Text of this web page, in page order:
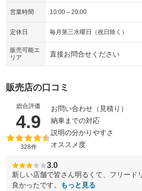
営業時間 10:00～20:00
定休日 毎月第三水曜日（祝日除く）
販売可能エ
リア
直接お問合せください
販売店の口コミ
総合評価
4.9 （5点満点中
328件
お問い合わせ（見積り）
納車までの対応
説明の分かりやすさ
オススメ度
3.0
新しい店舗で皆さん明るくて、フリード
良かったです。
もっと見る